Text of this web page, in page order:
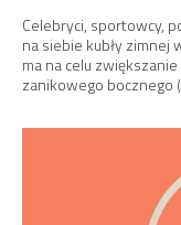
Celebryci, sportowcy,
na siebie kubły zimnej
ma na celu
zanikowego bocznego